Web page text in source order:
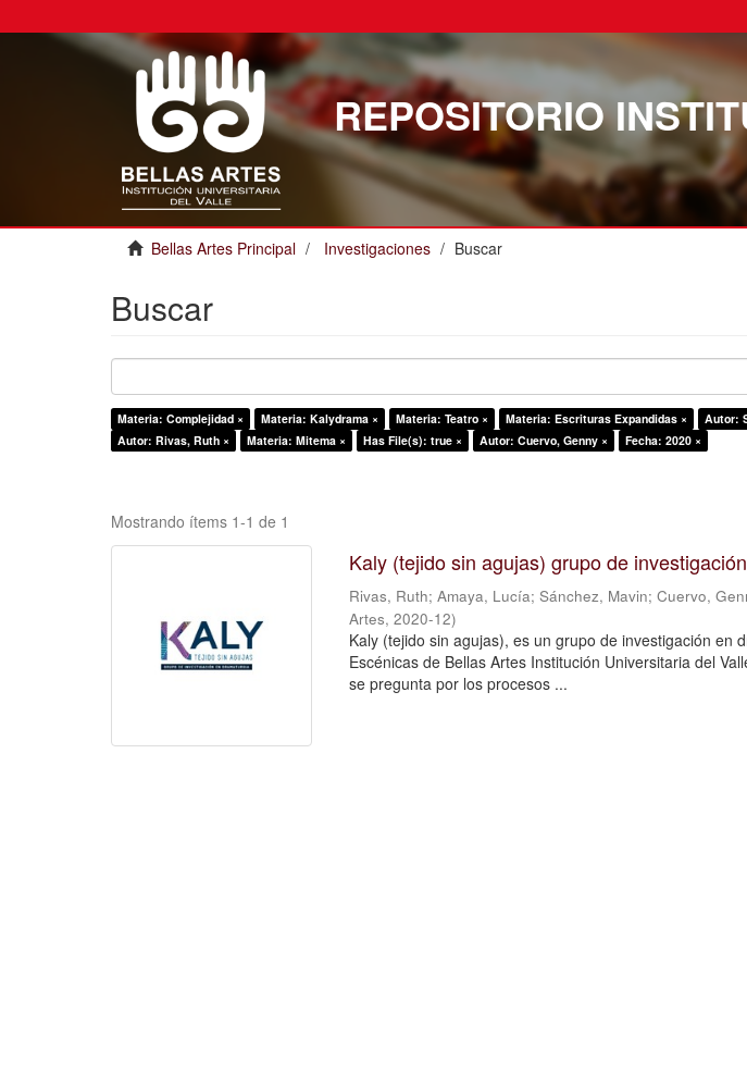
REPOSITORIO
Bellas Artes Principal Investigaciones Buscar
Buscar
Materia: Complejidad × Materia: Kalydrama × Materia: Teatro × Materia: Escrituras Expandidas × Autor:
Autor: Rivas, Ruth ×
Materia: Mitema × Has File(s): true × Autor: Cuervo, Genny × Fecha: 2020 ×
Mostrando ítems 1-1 de 1
Kaly (tejido sin agujas) grupo de
Rivas, Ruth;Amaya, Lucía;Sánchez, Mavin;Cuervo,
Artes,2020-12)
Kaly (tejido sin agujas), es un grupo de investigación en
Escénicas de Bellas Artes Institución Universitaria del
se pregunta por los procesos ...